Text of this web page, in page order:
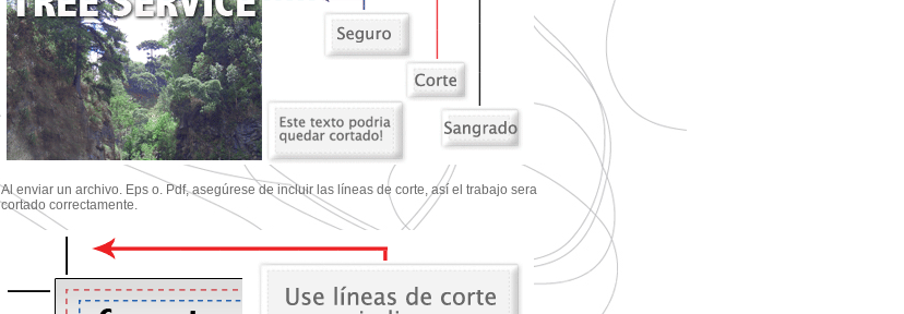
Al enviar un archivo. Eps o. Pdf, asegúrese de incluir las líneas de corte, así el trabajo sera
cortado correctamente.